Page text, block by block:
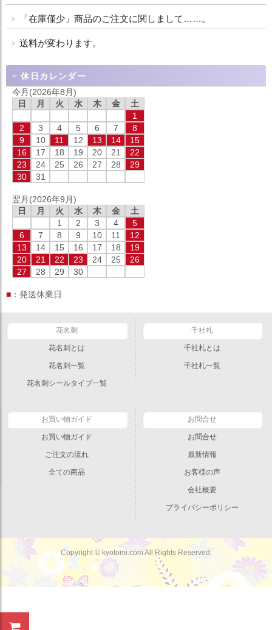
「在庫僅少」商品のご注文に関しまして……。
送料が変わります。
休日カレンダー
今月(2026年8月)
日
月 火 水 木 金
土
1
2
3 4 5 6 7
8
9
10 11 12 13 14
15
16
17 18 19 20 21
22
23
24 25 26 27 28
29
30
31
翌月(2026年9月)
日
月 火 水 木 金
土
1
2 3 4
5
6
7 8 9 10 11
12
13
14 15 16 17 18
19
20
21 22 23 24 25
26
27
28 29 30
■ ：発送休業日
花名刺
花名刺とは
花名刺一覧
花名刺シールタイプ一覧
千社札
千社札とは
千社札一覧
お買い物ガイド
お買い物ガイド
ご注文の流れ
全ての商品
お問合せ
お問合せ
最新情報
お客様の声
会社概要
プライバシーポリシー
Copyright © kyotomi.com All Rights Reserved.